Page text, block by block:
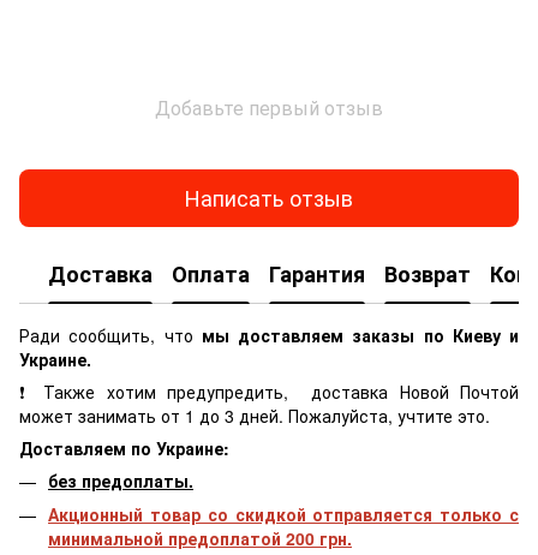
Добавьте первый отзыв
Написать отзыв
Доставка Оплата Гарантия Возврат
Ради сообщить, что мы доставляем заказы по Киеву и
Украине.
❗ Также хотим предупредить, доставка Новой Почтой
может занимать от 1 до 3 дней. Пожалуйста, учтите это.
Доставляем по Украине:
без предоплаты.
Акционный товар со скидкой отправляется только с
минимальной предоплатой 200 грн.